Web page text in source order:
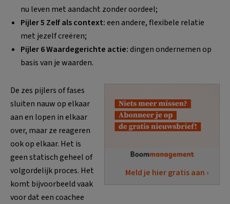
nu leven met aandacht zonder oordeel;
Pijler 5 Zelf als context:een andere, flexibele relatie
met jezelf creëren;
Pijler 6 Waardegerichte actie:dingen ondernemen op
basis van je waarden.
Meld je hier gratis aan ›
De zes pijlers of fases
sluiten nauw op elkaar
aan en lopen in elkaar
over, maar ze reageren
ook op elkaar. Het is
geen statisch geheel of
volgordelijk proces. Het
komt bijvoorbeeld vaak
voor dat een coachee